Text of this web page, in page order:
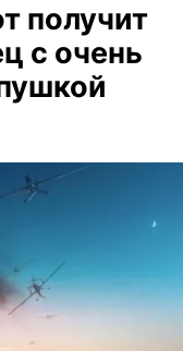
получит
с очень